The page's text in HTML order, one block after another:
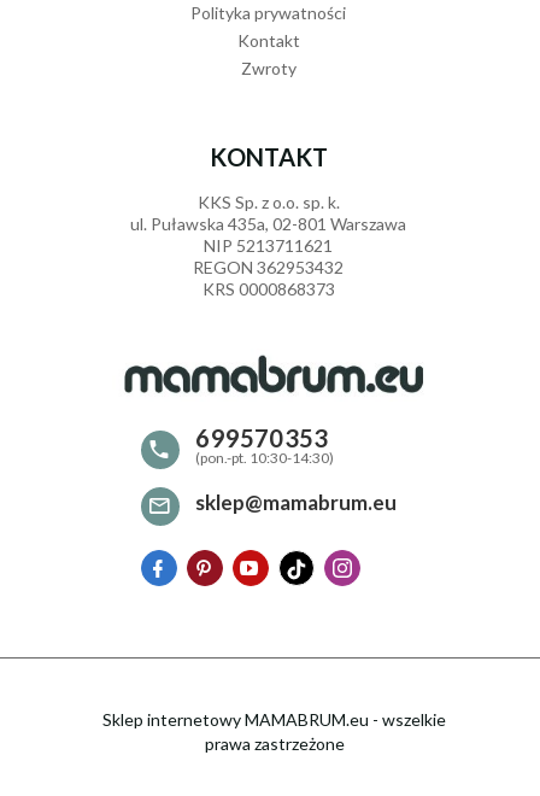
Polityka prywatności
Kontakt
Zwroty
KONTAKT
KKS Sp. z o.o. sp. k.
ul. Puławska 435a, 02-801 Warszawa
NIP 5213711621
REGON 362953432
KRS 0000868373
699570353
sklep@mamabrum.eu
Sklep internetowy MAMABRUM.eu - wszelkie
prawa zastrzeżone